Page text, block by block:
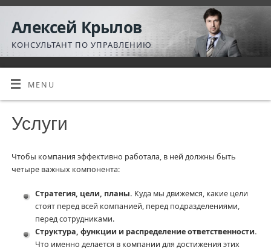
Алексей Крылов
КОНСУЛЬТАНТ ПО УПРАВЛЕНИЮ
MENU
Услуги
Чтобы компания эффективно работала, в ней должны быть
четыре важных компонента:
Стратегия, цели, планы. Куда мы движемся, какие цели
стоят перед всей компанией, перед подразделениями,
перед сотрудниками.
Структура, функции и распределение ответственности.
Что именно делается в компании для достижения этих